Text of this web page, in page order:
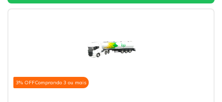
3% OFFComprando 3 ou mais